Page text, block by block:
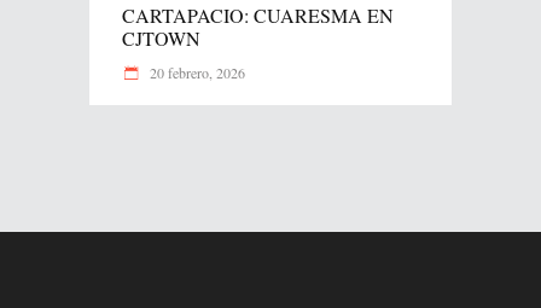
CARTAPACIO: CUARESMA EN
CJTOWN
20 febrero, 2026